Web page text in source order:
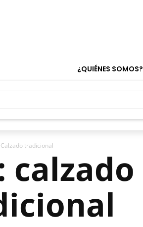
¿QUIÉNES SOMOS?
Calzado tradicional
calzado